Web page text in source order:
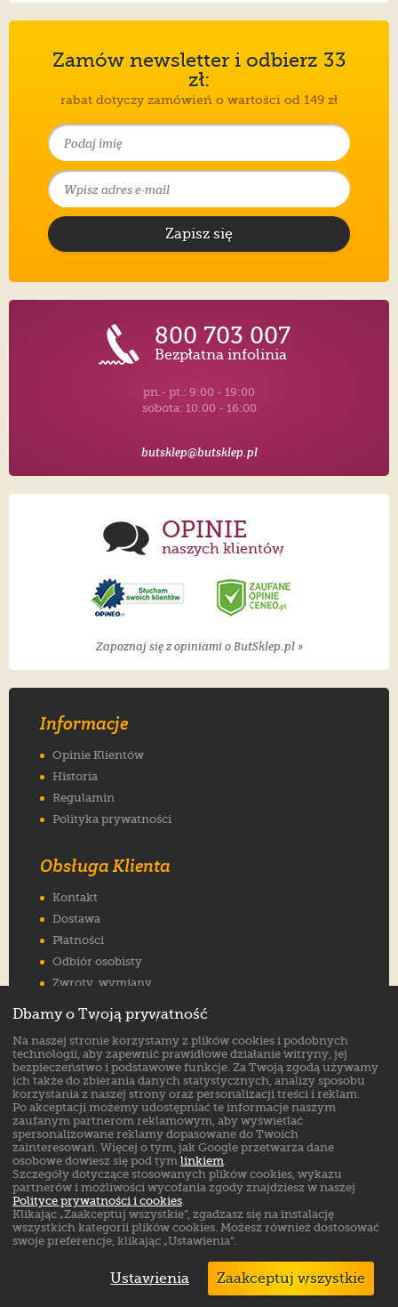
Zamów newsletter i odbierz 33
zł:
rabat dotyczy zamówień o wartości od 149 zł
Zapisz się
800 703 007
Bezpłatna infolinia
pn.- pt.: 9:00 - 19:00
sobota: 10:00 - 16:00
butsklep@butsklep.pl
OPINIE
naszych klientów
Zapoznaj się z opiniami o ButSklep.pl »
Informacje
Opinie Klientów
Historia
Regulamin
Polityka prywatności
Obsługa Klienta
Kontakt
Dostawa
Płatności
Odbiór osobisty
Zwroty, wymiany
Jak wybrać rozmiar
FAQ
Znajdź nas na:
Markowe buty sklep online. ©ButSklep.pl 2026
Created by: MediaAmbassador
Dbamy o Twoją prywatność
Na naszej stronie korzystamy z plików cookies i podobnych
technologii, aby zapewnić prawidłowe działanie witryny, jej
bezpieczeństwo i podstawowe funkcje. Za Twoją zgodą używamy
ich także do zbierania danych statystycznych, analizy sposobu
korzystania z naszej strony oraz personalizacji treści i reklam.
Po akceptacji możemy udostępniać te informacje naszym
zaufanym partnerom reklamowym, aby wyświetlać
spersonalizowane reklamy dopasowane do Twoich
zainteresowań. Więcej o tym, jak Google przetwarza dane
osobowe dowiesz się pod tym linkiem.
Szczegóły dotyczące stosowanych plików cookies, wykazu
partnerów i możliwości wycofania zgody znajdziesz w naszej
Polityce prywatności i cookies.
Klikając „Zaakceptuj wszystkie”, zgadzasz się na instalację
wszystkich kategorii plików cookies. Możesz również dostosować
swoje preferencje, klikając „Ustawienia”.
Ustawienia Zaakceptuj wszystkie